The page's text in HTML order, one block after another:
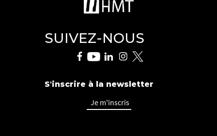
SUIVEZ-NOUS
S'inscrire à la newsletter
Je m'inscris